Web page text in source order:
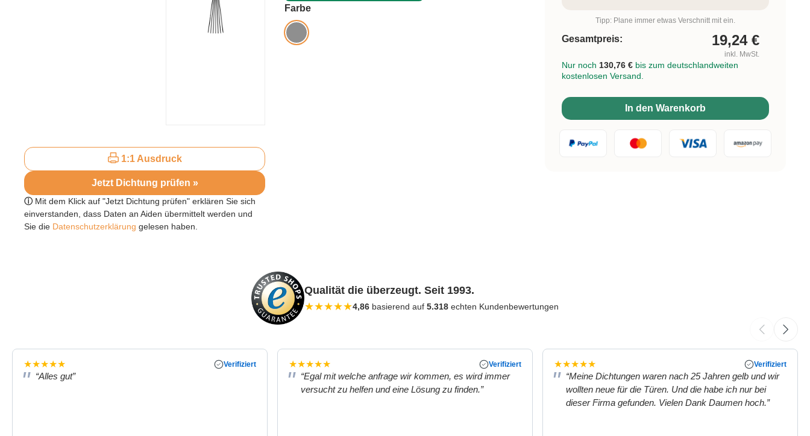
1:1 Ausdruck
Jetzt Dichtung prüfen »
ⓘ Mit dem Klick auf "Jetzt Dichtung prüfen" erklären Sie sich
einverstanden, dass Daten an Aiden übermittelt werden und
Sie die Datenschutzerklärung gelesen haben.
Farbeauswählen
Tipp: Plane immer etwas Verschnitt mit ein.
Gesamtpreis: 19,24 €
inkl. MwSt.
Nur noch 130,76 € bis zum deutschlandweiten
kostenlosen Versand.
In den Warenkorb
Qualität die überzeugt. Seit 1993.
★★★★★4,86 basierend auf 5.318 echten Kundenbewertungen
★★★★★ Verifiziert
“Alles gut”
★★★★★ Verifiziert
“Egal mit welche anfrage wir kommen, es wird immer
versucht zu helfen und eine Lösung zu finden.”
★★★★★ Verifiziert
“Meine Dichtungen waren nach 25 Jahren gelb und wir
wollten neue für die Türen. Und die habe ich nur bei
dieser Firma gefunden. Vielen Dank Daumen hoch.”